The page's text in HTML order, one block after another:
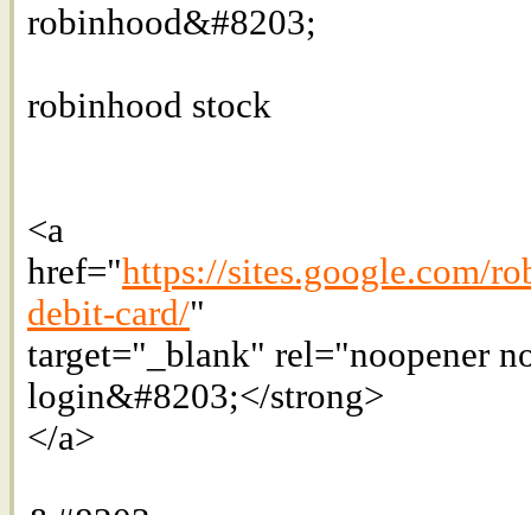
robinhood&#8203;
robinhood stock
<a
href="https://sites.google.com/
debit-card/"
target="_blank" rel="noopener
login&#8203;</strong>
</a>